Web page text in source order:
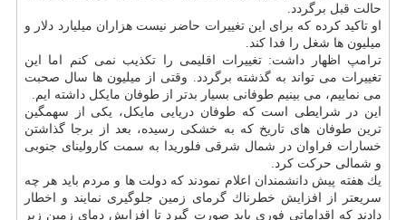
حالت قبل برگردد.
او تاكید كرده كه برای این تغییرات حاضر نیست هزاران میلیارد دلار و
میلیون ها شغل را فدا كند.
ترامپ اظهار داشت: تغییرات اقلیمی را تكذیب نمی كنم اما این
تغییرات می تواند به گذشته برگردد. وقتی از میلیون ها سال صحبت
می نماییم، می بینیم طوفانی بسیار بدتر از طوفان مایكل داشته ایم.
این در شرایطی است كه طوفان دریایی مایكل، یكی از سهمگین
ترین طوفان های تاریخ كه به خشكی رسیده، بعد از برجا گذاشتن
خسارات فراوان در شمال شرقی فلوریدا به سمت كارولینای جنوبی
و شمالی حركت كرد.
یك هفته پیش دانشمندان اعلام نمودند كه دولت ها و مردم باید هر چه
سریعتر از افزایش خطرناك گرمای زمین جلوگیری نمایند و اخطار
دادند كه اقداماتی فوری باید صورت گیرد تا افزایش دمای زمین زیر